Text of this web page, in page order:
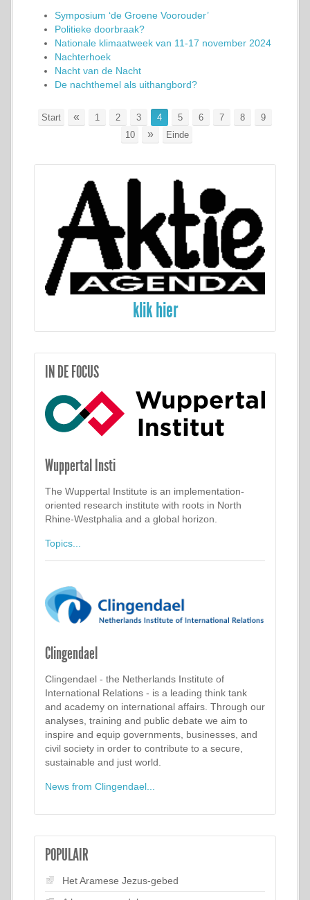
Symposium ‘de Groene Voorouder’
Politieke doorbraak?
Nationale klimaatweek van 11-17 november 2024
Nachterhoek
Nacht van de Nacht
De nachthemel als uithangbord?
Start « 1 2 3 4 5 6 7 8
9
10
» Einde
klik hier
IN DE FOCUS
Wuppertal Insti
The Wuppertal Institute is an implementation-
oriented research institute with roots in North
Rhine-Westphalia and a global horizon.
Topics...
Clingendael
Clingendael - the Netherlands Institute of
International Relations - is a leading think tank
and academy on international affairs. Through our
analyses, training and public debate we aim to
inspire and equip governments, businesses, and
civil society in order to contribute to a secure,
sustainable and just world.
News from Clingendael...
POPULAIR
Het Aramese Jezus-gebed